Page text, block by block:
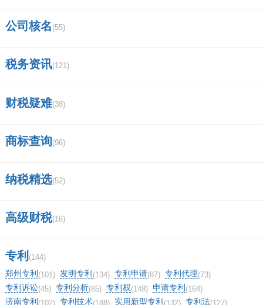
公司核名 (55)
税务资讯(121)
财税疑难(38)
商标查询(96)
纳税精选(52)
高级财税(16)
专利 (144)
郑州专利 (101) 发明专利 (134) 专利申请(87) 专利代理(73)
专利诉讼(45) 专利分析(85) 专利权(148) 申请专利 (164)
济南专利 (102) 专利技术(188) 实用新型专利 (132) 专利法(127)